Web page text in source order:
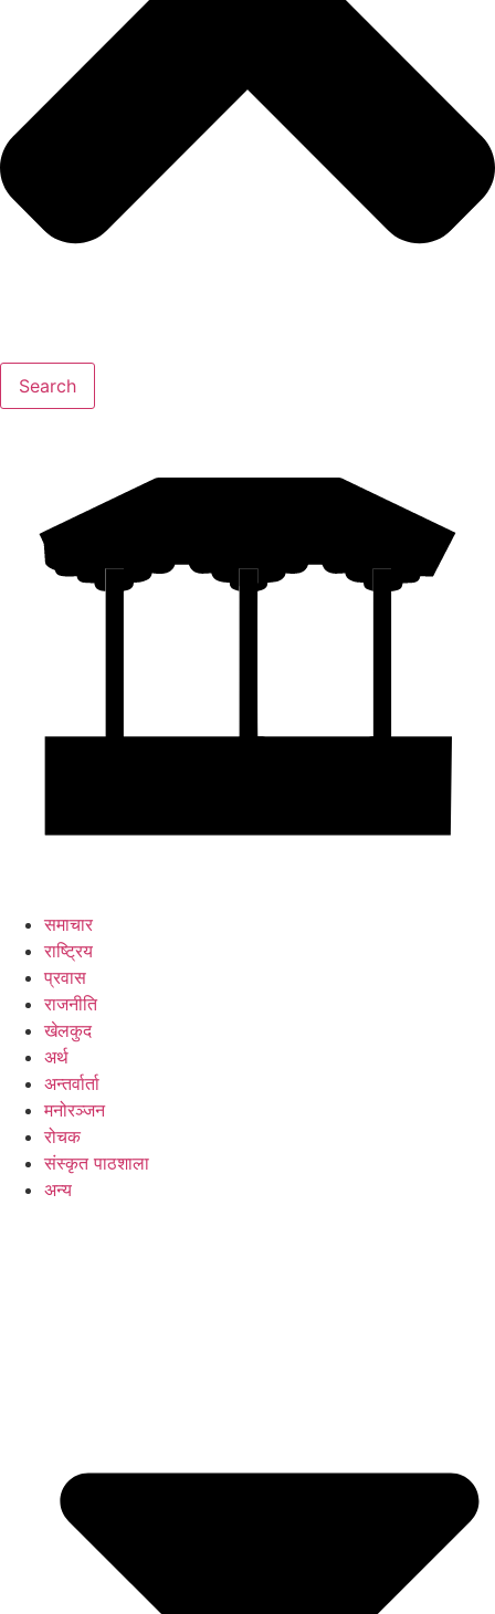
Search
समाचार
राष्ट्रिय
प्रवास
राजनीति
खेलकुद
अर्थ
अन्तर्वार्ता
मनोरञ्जन
रोचक
संस्कृत पाठशाला
अन्य